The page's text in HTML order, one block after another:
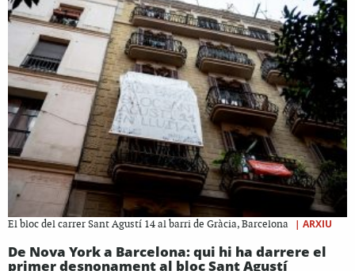
El bloc del carrer Sant Agustí 14 al barri de Gràcia, Barcelona | ARXIU
De Nova York a Barcelona: qui hi ha darrere el
primer desnonament al bloc Sant Agustí